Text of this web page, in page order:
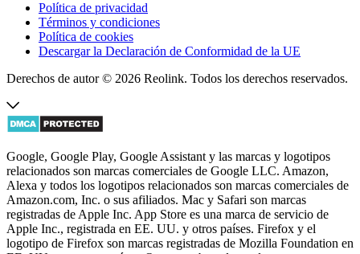
Política de privacidad
Términos y condiciones
Política de cookies
Descargar la Declaración de Conformidad de la UE
Derechos de autor © 2026 Reolink. Todos los derechos reservados.
Google, Google Play, Google Assistant y las marcas y logotipos
relacionados son marcas comerciales de Google LLC. Amazon,
Alexa y todos los logotipos relacionados son marcas comerciales de
Amazon.com, Inc. o sus afiliados. Mac y Safari son marcas
registradas de Apple Inc. App Store es una marca de servicio de
Apple Inc., registrada en EE. UU. y otros países. Firefox y el
logotipo de Firefox son marcas registradas de Mozilla Foundation en